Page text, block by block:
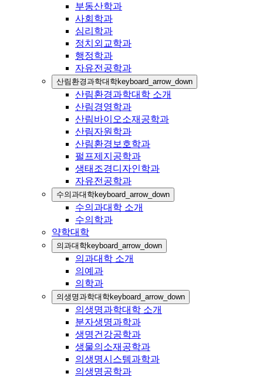
부동산학과
사회학과
심리학과
정치외교학과
행정학과
자유전공학과
산림환경과학대학keyboard_arrow_down
산림환경과학대학 소개
산림경영학과
산림바이오소재공학과
산림자원학과
산림환경보호학과
펄프제지공학과
생태조경디자인학과
자유전공학과
수의과대학keyboard_arrow_down
수의과대학 소개
수의학과
약학대학
의과대학keyboard_arrow_down
의과대학 소개
의예과
의학과
의생명과학대학keyboard_arrow_down
의생명과학대학 소개
분자생명과학과
생명건강공학과
생물의소재공학과
의생명시스템과학과
의생명공학과